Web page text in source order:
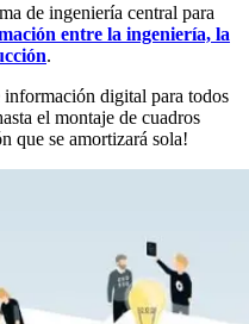
de ingeniería central para
entre la ingeniería, la
.
digital para todos
el montaje de cuadros
que se amortizará sola!